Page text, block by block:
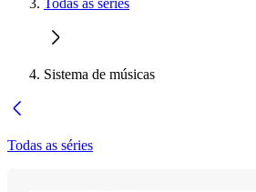
Todas as séries
Sistema de músicas
Todas as séries